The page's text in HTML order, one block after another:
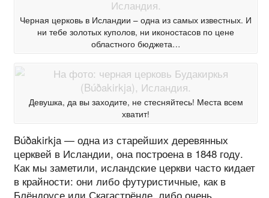
Черная церковь в Исландии – одна из самых известных. И
ни тебе золотых куполов, ни иконостасов по цене
областного бюджета…
Девушка, да вы заходите, не стесняйтесь! Места всем
хватит!
Búðakirkja — одна из старейших деревянных
церквей в Исландии, она построена в 1848 году.
Как мы заметили, исландские церкви часто кидает
в крайности: они либо футуристичные, как в
Блёндоусе или Скагастрёнде, либо очень